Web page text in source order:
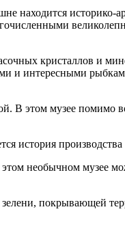
находится историко-
кристаллов и
и интересными
В этом музее помимо
история производства
необычном музее
покрывающей